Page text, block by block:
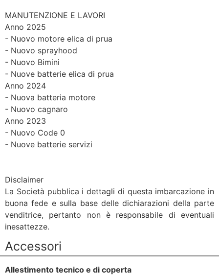
MANUTENZIONE E LAVORI
Anno 2025
- Nuovo motore elica di prua
- Nuovo sprayhood
- Nuovo Bimini
- Nuove batterie elica di prua
Anno 2024
- Nuova batteria motore
- Nuovo cagnaro
Anno 2023
- Nuovo Code 0
- Nuove batterie servizi
Disclaimer
La Società pubblica i dettagli di questa imbarcazione in
buona fede e sulla base delle dichiarazioni della parte
venditrice, pertanto non è responsabile di eventuali
inesattezze.
Accessori
Allestimento tecnico e di coperta